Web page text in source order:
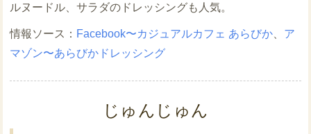
ルヌードル、サラダのドレッシングも人気。
Facebook〜カジュアルカフェ あらびか
ア
マゾン〜あらびかドレッシング
じゅんじゅん